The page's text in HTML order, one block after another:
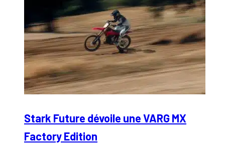
Stark Future dévoile une VARG MX
Factory Edition